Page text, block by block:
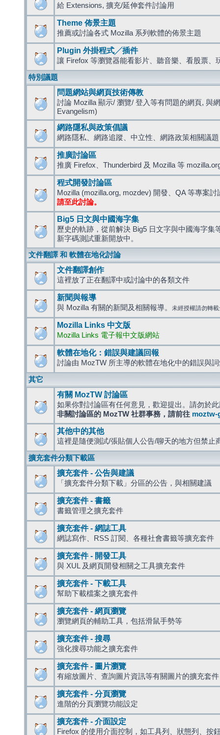
給 Extensions, 擴充/延伸套件討論用
Theme 佈景主題
推薦或討論各式 Mozilla 系列軟體的佈景主題
Plugin 外掛程式╱插件
讓 Firefox 等瀏覽器能看影片、聽音樂、看股票、
特別議題
問題網站與網頁技術傳教
討論 Mozilla 顯示/ 瀏覽/ 登入等有問題的網頁, 與
Evangelism)
網路隱私與政策倡議
網路隱私、網路追蹤、中立性、網路政策相關議題
推廣討論區
推廣 Firefox、Thunderbird 及 Mozilla 等
程式開發討論區
Mozilla (mozilla.org, mozdev) 開發、QA 等專案討
請至此討論。
Big5 日文與中國海字集
歷史的軌跡，從前解決 Big5 日文字與中國海字集
新字碼測試重新開放中。
文件翻譯 和 軟體在地化討論
文件翻譯創作
這裡放了正在翻譯中或討論中的各類文件
新聞與報導
與 Mozilla 有關的新聞及相關報導。 未經授權請勿轉
Mozilla Links 中文版
Mozilla Links 電子報中文版網站
軟體在地化：錯誤與建議回報
討論由 MozTW 所主導的軟體在地化中的錯誤與
其它
有關 MozTW 討論區
如果你對討論區有任何意見，歡迎提出。請勿於
非關討論區的 MozTW 社群事務，請前往 moztw-
其他中的其他
這裡是隨便測試/張貼個人公告/聊天的地方但禁止
擴充套件分類下載區
擴充套件 - 公告與建議
「擴充套件分類下載」分區的公告，與相關建議
擴充套件 - 書籤
書籤管理之擴充套件
擴充套件 - 網誌工具
網誌寫作、RSS 訂閱、各種社會書籤等擴充套件
擴充套件 - 開發工具
與 XUL 及網頁開發相關之工具擴充套件
擴充套件 - 下載工具
幫助下載檔案之擴充套件
擴充套件 - 網頁瀏覽
瀏覽網頁的輔助工具，包括滑鼠手勢等
擴充套件 - 搜尋
強化搜尋功能之擴充套件
擴充套件 - 圖片瀏覽
有縮放圖片、查詢圖片資訊等有關圖片的擴充套件
擴充套件 - 分頁瀏覽
進階的分頁瀏覽功能設定
擴充套件 - 介面設定
Firefox 的使用介面控制，如工具列、狀態列、按